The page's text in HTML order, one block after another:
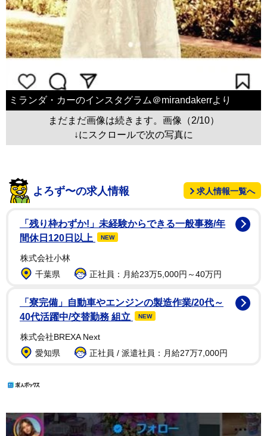
ミランダ・カーのインスタグラム＠mirandakerrより
まだまだ画像は続きます。画像（2/10）
↓にスクロールで次の写真に
よろず〜の求人情報 求人情報一覧へ
「残り枠わずか!」未経験からできる一般事務/年
間休日120日以上
NEW
株式会社小林
千葉県
正社員：月給23万5,000円～40万円
「寮完備」自動車やエンジンの製造作業/20代～
40代活躍中/交替勤務 組立
NEW
株式会社BREXA Next
愛知県
正社員 / 派遣社員：月給27万7,000円